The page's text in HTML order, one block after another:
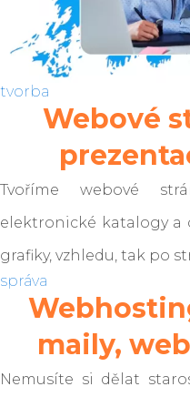
tvorba
Webové
Tvoříme webové
elektronické katalogy a
grafiky, vzhledu, tak po
správa
maily,
Nemusíte si dělat